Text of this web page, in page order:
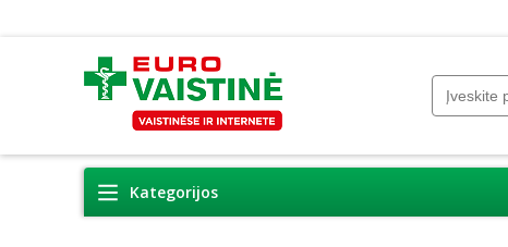
Kategorijos